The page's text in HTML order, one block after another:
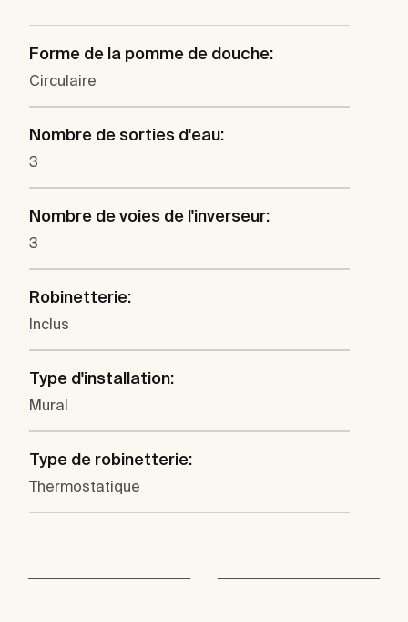
Forme de la pomme de douche:
Circulaire
Nombre de sorties d'eau:
3
Nombre de voies de l'inverseur:
3
Robinetterie:
Inclus
Type d'installation:
Mural
Type de robinetterie:
Thermostatique